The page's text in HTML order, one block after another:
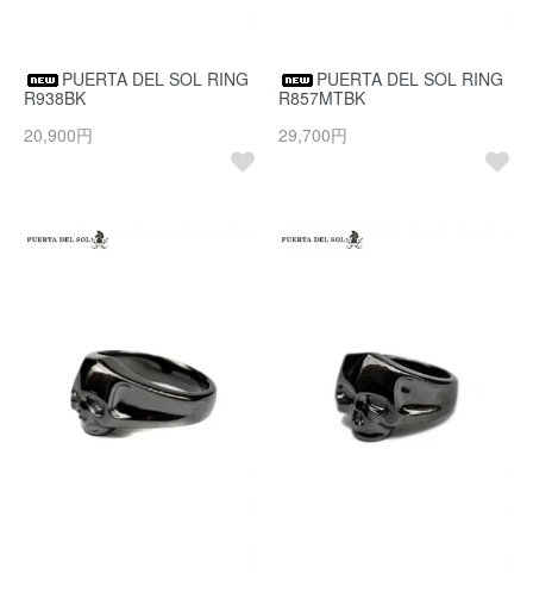
PUERTA DEL SOL RING
R938BK
20,900円
PUERTA DEL SOL RING
R857MTBK
29,700円